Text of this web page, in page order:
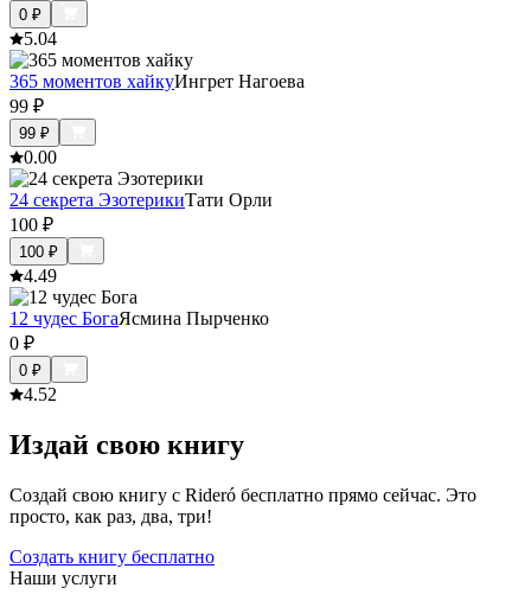
0 ₽
5.04
365 моментов хайкуИнгрет Нагоева
99 ₽
99 ₽
0.00
24 секрета ЭзотерикиТати Орли
100 ₽
100 ₽
4.49
12 чудес БогаЯсмина Пырченко
0 ₽
0 ₽
4.52
Издай свою книгу
Создай свою книгу с Rideró бесплатно прямо сейчас. Это
просто, как раз, два, три!
Создать книгу бесплатно
Наши услуги